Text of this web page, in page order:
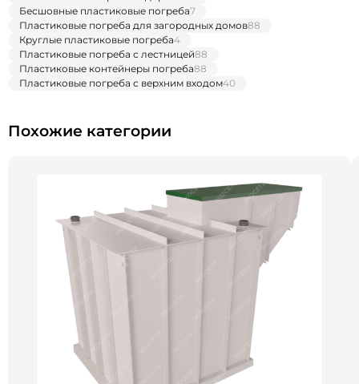
Бесшовные пластиковые погреба7
Пластиковые погреба для загородных домов88
Круглые пластиковые погреба4
Пластиковые погреба с лестницей88
Пластиковые контейнеры погреба88
Пластиковые погреба с верхним входом40
Похожие категории